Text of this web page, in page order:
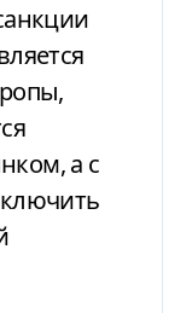
а с